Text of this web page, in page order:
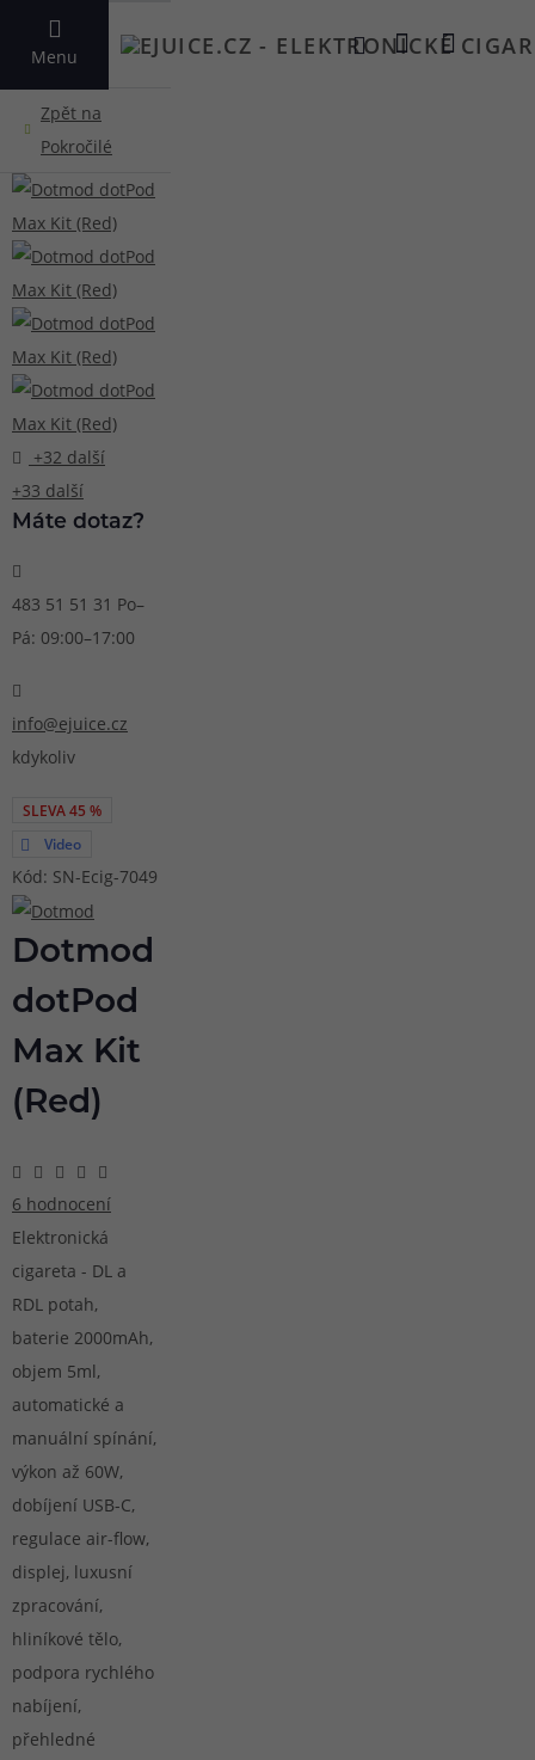
Menu
VYHLEDAT
+32 další
+33 další
Máte dotaz?
483 51 51 31 Po–
Pá: 09:00–17:00
info@ejuice.cz
kdykoliv
SLEVA 45 %
Video
Kód: SN-Ecig-7049
Dotmod
dotPod
Max Kit
(Red)
6 hodnocení
Elektronická
cigareta - DL a
RDL potah,
baterie 2000mAh,
objem 5ml,
automatické a
manuální spínání,
výkon až 60W,
dobíjení USB-C,
regulace air-flow,
displej, luxusní
zpracování,
hliníkové tělo,
podpora rychlého
nabíjení,
přehledné